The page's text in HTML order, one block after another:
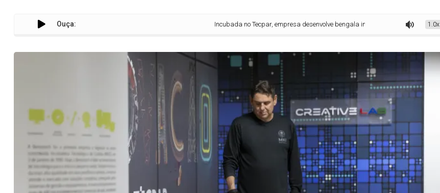
Ouça: Incubada no Tecpar, empresa desenvolve bengala inteligente para deficientes visuais1.0x